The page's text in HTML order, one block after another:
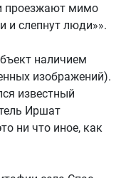
проезжают мимо
и слепнут люди»».
наличием
изображений).
известный
Иршат
ни что иное, как